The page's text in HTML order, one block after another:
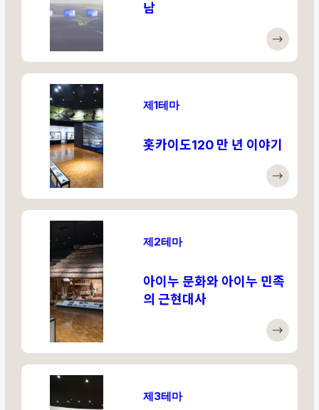
남
제1테마
홋카이도120 만 년 이야기
제2테마
아이누 문화와 아이누 민족
의 근현대사
제3테마